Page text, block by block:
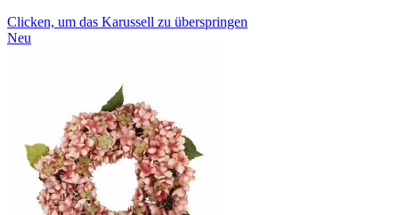
Clicken, um das Karussell zu überspringen
Neu